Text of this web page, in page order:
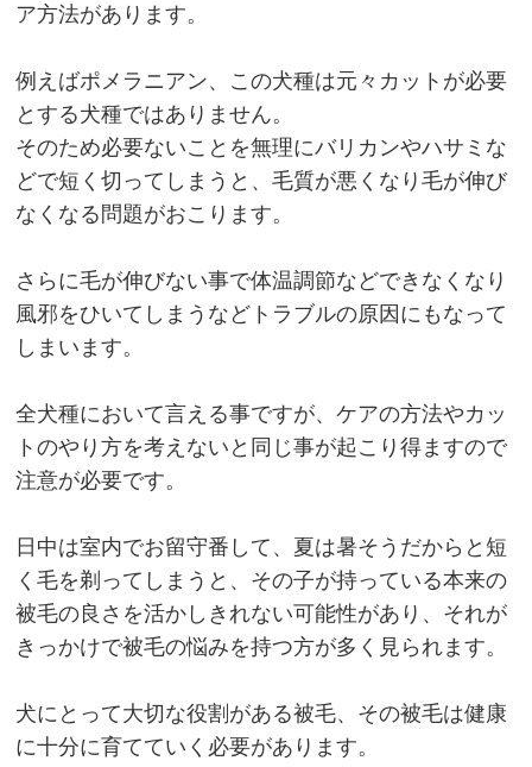
ア方法があります。
例えばポメラニアン、この犬種は元々カットが必要
とする犬種ではありません。
そのため必要ないことを無理にバリカンやハサミな
どで短く切ってしまうと、毛質が悪くなり毛が伸び
なくなる問題がおこります。
さらに毛が伸びない事で体温調節などできなくなり
風邪をひいてしまうなどトラブルの原因にもなって
しまいます。
全犬種において言える事ですが、ケアの方法やカッ
トのやり方を考えないと同じ事が起こり得ますので
注意が必要です。
日中は室内でお留守番して、夏は暑そうだからと短
く毛を剃ってしまうと、その子が持っている本来の
被毛の良さを活かしきれない可能性があり、それが
きっかけで被毛の悩みを持つ方が多く見られます。
犬にとって大切な役割がある被毛、その被毛は健康
に十分に育てていく必要があります。